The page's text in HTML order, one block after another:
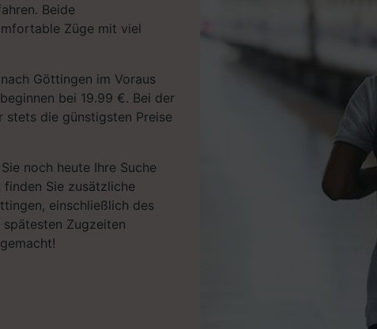
Beide
Züge mit viel
Göttingen im Voraus
bei 19.99 €. Bei der
stets die günstigsten Preise
noch heute Ihre Suche
finden Sie zusätzliche
einschließlich des
Zugzeiten